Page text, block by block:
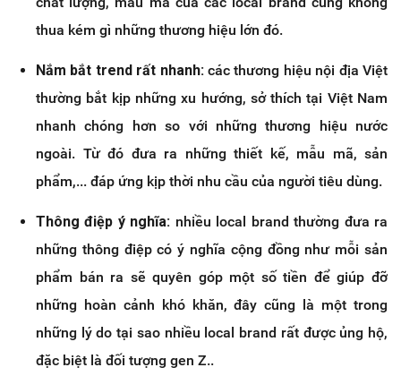
thua kém gì những thương hiệu lớn đó.
Nắm bắt trend rất nhanh:các thương hiệu nội địa Việt
thường bắt kịp những xu hướng, sở thích tại Việt Nam
nhanh chóng hơn so với những thương hiệu nước
ngoài. Từ đó đưa ra những thiết kế, mẫu mã, sản
phẩm,... đáp ứng kịp thời nhu cầu của người tiêu dùng.
Thông điệp ý nghĩa: nhiều local brand thường đưa ra
những thông điệp có ý nghĩa cộng đồng như mỗi sản
phẩm bán ra sẽ quyên góp một số tiền để giúp đỡ
những hoàn cảnh khó khăn, đây cũng là một trong
những lý do tại sao nhiều local brand rất được ủng hộ,
đặc biệt là đối tượng gen Z..